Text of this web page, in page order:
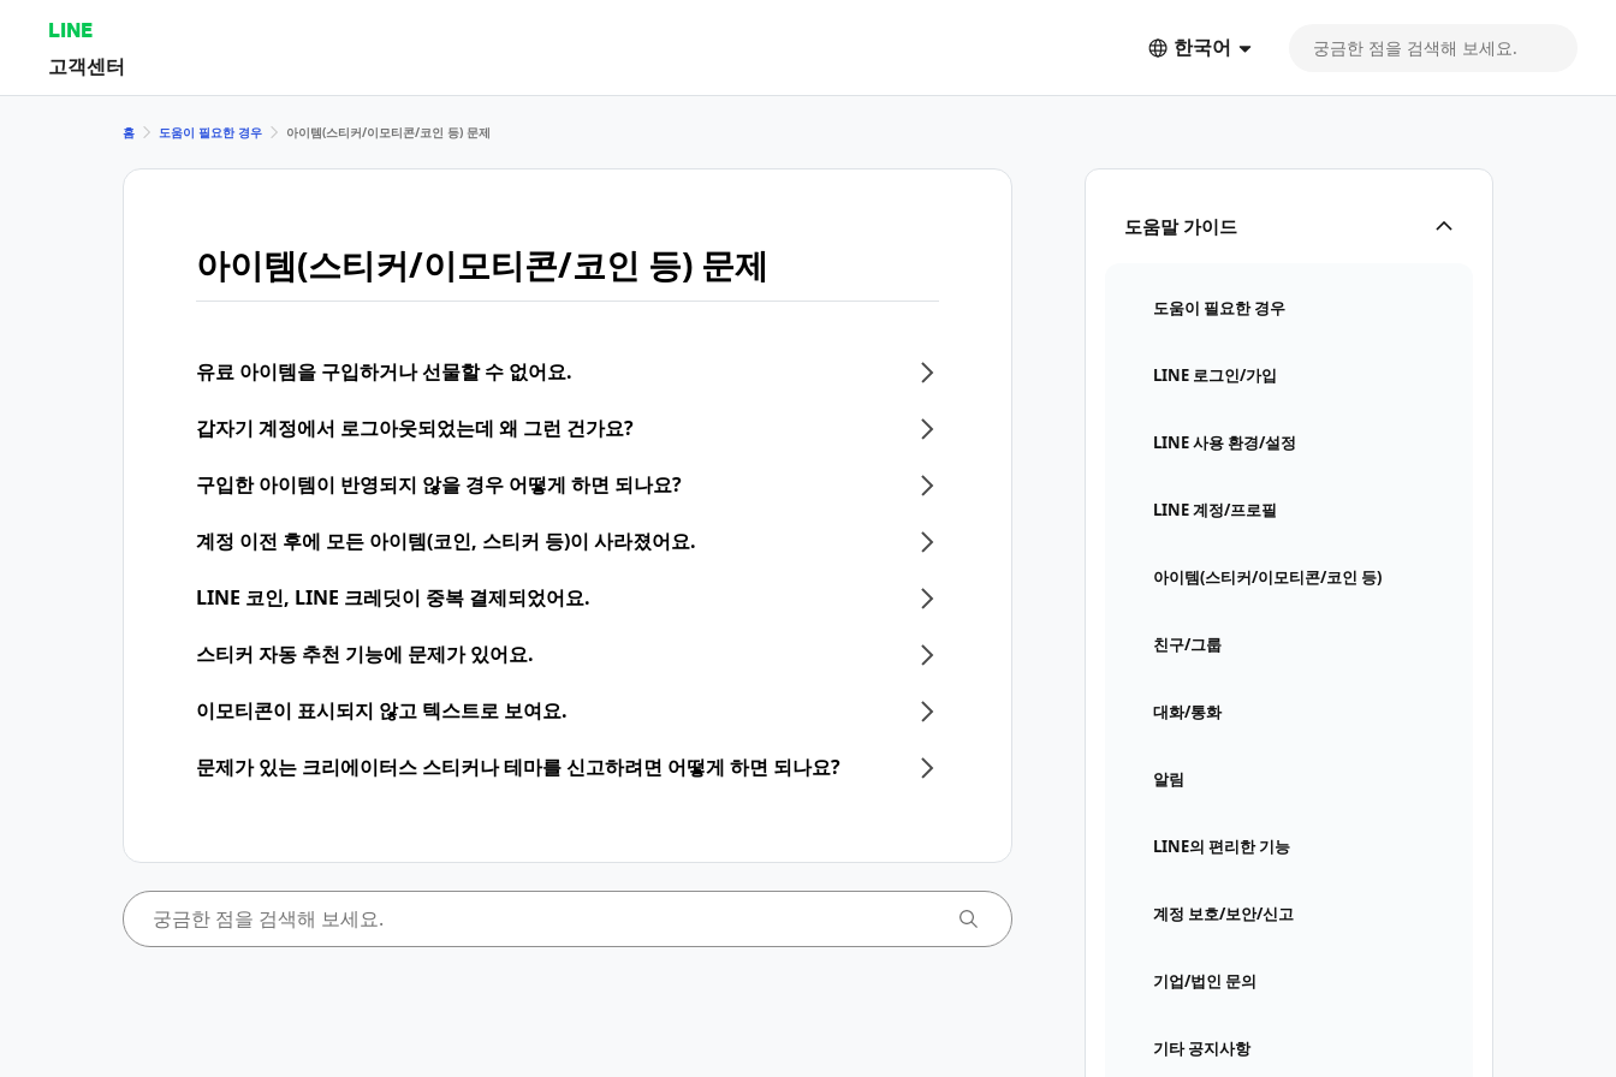
LINE
고객센터
한국어
도움말 가이드
도움이 필요한 경우
LINE 로그인/가입
LINE 사용 환경/설정
LINE 계정/프로필
아이템(스티커/이모티콘/코인 등)
친구/그룹
대화/통화
알림
LINE의 편리한 기능
계정 보호/보안/신고
기업/법인 문의
기타 공지사항
홈 도움이 필요한 경우 아이템(스티커/이모티콘/코인 등) 문제
아이템(스티커/이모티콘/코인 등) 문제
유료 아이템을 구입하거나 선물할 수 없어요.
갑자기 계정에서 로그아웃되었는데 왜 그런 건가요?
구입한 아이템이 반영되지 않을 경우 어떻게 하면 되나요?
계정 이전 후에 모든 아이템(코인, 스티커 등)이 사라졌어요.
LINE 코인, LINE 크레딧이 중복 결제되었어요.
스티커 자동 추천 기능에 문제가 있어요.
이모티콘이 표시되지 않고 텍스트로 보여요.
문제가 있는 크리에이터스 스티커나 테마를 신고하려면 어떻게 하면 되나요?